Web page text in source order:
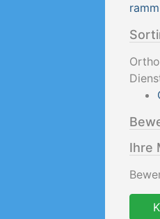
Ihre